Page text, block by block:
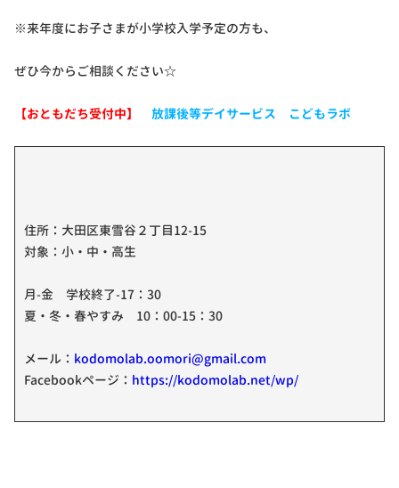
※来年度にお子さまが小学校入学予定の方も、
ぜひ今からご相談ください☆
【おともだち受付中】 放課後等デイサービス こどもラボ
住所：大田区東雪谷２丁目12-15
対象：小・中・高生
月-金 学校終了-17：30
夏・冬・春やすみ 10：00-15：30
メール： kodomolab.oomori@gmail.com
Facebookページ： https://kodomolab.net/wp/